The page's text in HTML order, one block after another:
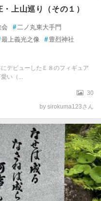
八合目まで
観光ランキングを見る
旧長井小学校第一校舎
昭和８年建造の木造校舎を
リニューアル
立派な木造校舎、カフェも
あるよ
瀟洒な擬洋風建築の校舎
上山巡り（その１）
会 # 二ノ丸東大手門
最上義光之像 # 豊烈神社
デビューしたＥ８のフィギュア
い（...
30
by sirokuma123さん